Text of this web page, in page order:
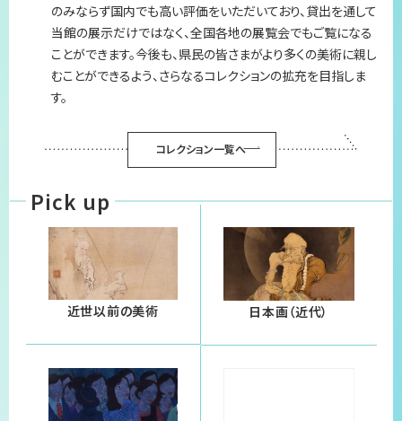
のみならず国内でも高い評価をいただいており、貸出を通して
当館の展示だけではなく、全国各地の展覧会でもご覧になる
ことができます。今後も、県民の皆さまがより多くの美術に親し
むことができるよう、さらなるコレクションの拡充を目指しま
す。
コレクション一覧へ
Pick up
近世以前の美術 日本画（近代）